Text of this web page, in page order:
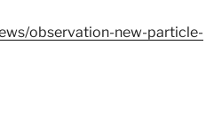
observation-new-particle-